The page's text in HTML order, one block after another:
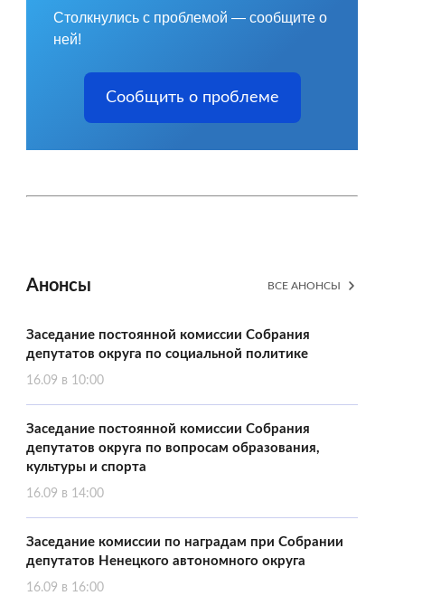
Столкнулись с проблемой — сообщите о
ней!
Сообщить о проблеме
Анонсы ВСЕ АНОНСЫ
Заседание постоянной комиссии Собрания
депутатов округа по социальной политике
16.09 в 10:00
Заседание постоянной комиссии Собрания
депутатов округа по вопросам образования,
культуры и спорта
16.09 в 14:00
Заседание комиссии по наградам при Собрании
депутатов Ненецкого автономного округа
16.09 в 16:00